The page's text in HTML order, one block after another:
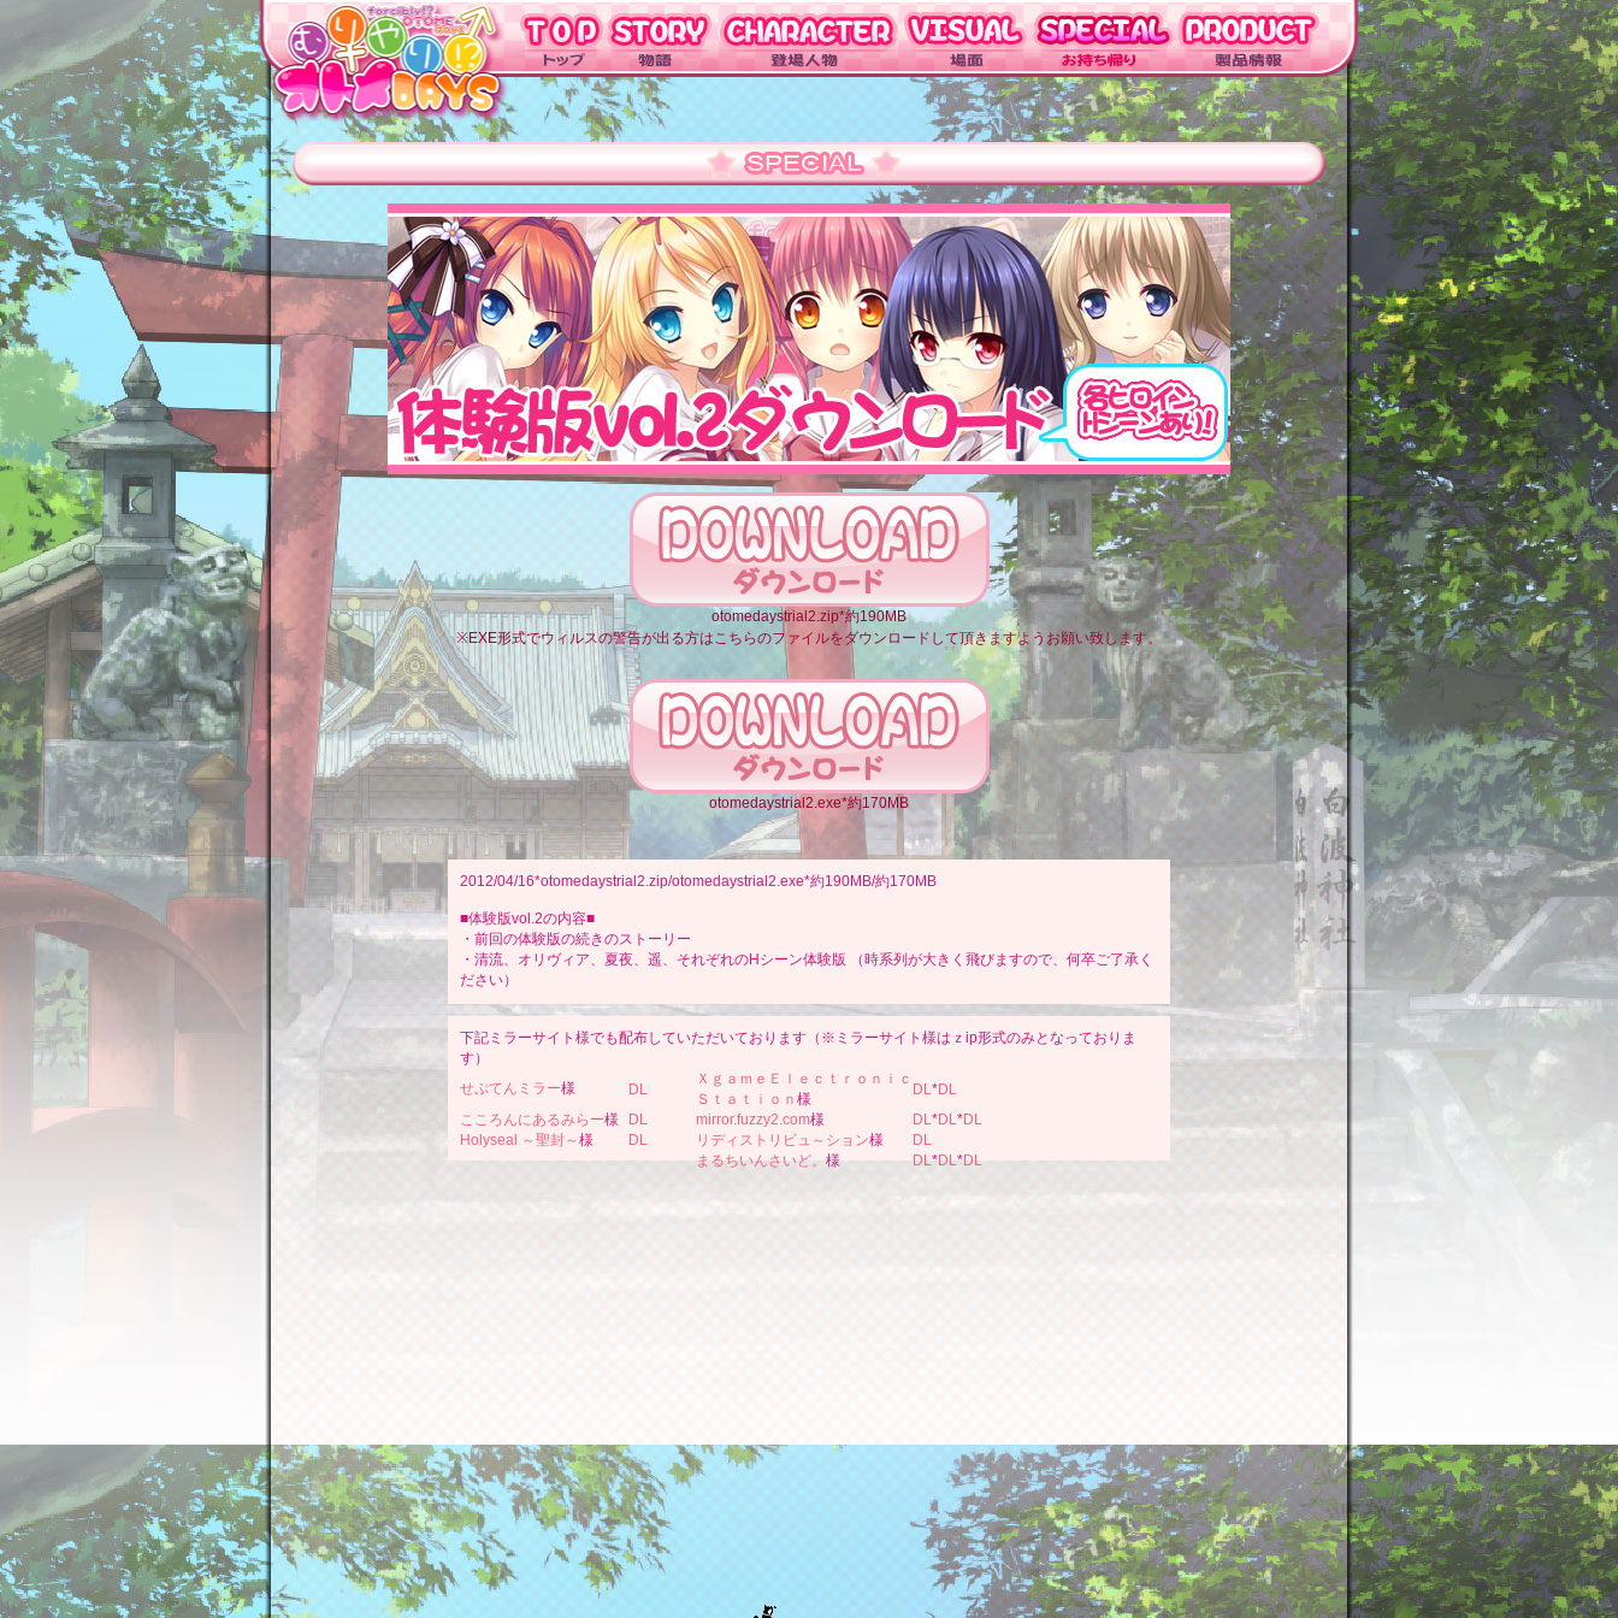
otomedaystrial2.zip*約190MB
※EXE形式でウィルスの警告が出る方はこちらのファイルをダウンロードして頂きますようお願い致します。
otomedaystrial2.exe*約170MB
2012/04/16*otomedaystrial2.zip/otomedaystrial2.exe*約190MB/約170MB
■体験版vol.2の内容■
・前回の体験版の続きのストーリー
・清流、オリヴィア、夏夜、遥、それぞれのHシーン体験版 （時系列が大きく飛びますので、何卒ご了承く
ださい）
下記ミラーサイト様でも配布していただいております（※ミラーサイト様はｚip形式のみとなっておりま
す）
せぷてんミラー様 DL
ＸｇａｍｅＥｌｅｃｔｒｏｎｉｃ
Ｓｔａｔｉｏｎ 様
DL*DL
こころんにあるみらー様 DL mirror.fuzzy2.com様 DL*DL*DL
Holyseal ～聖封～様 DL リディストリビュ～ション様
DL
まるちいんさいど。様 DL*DL*DL